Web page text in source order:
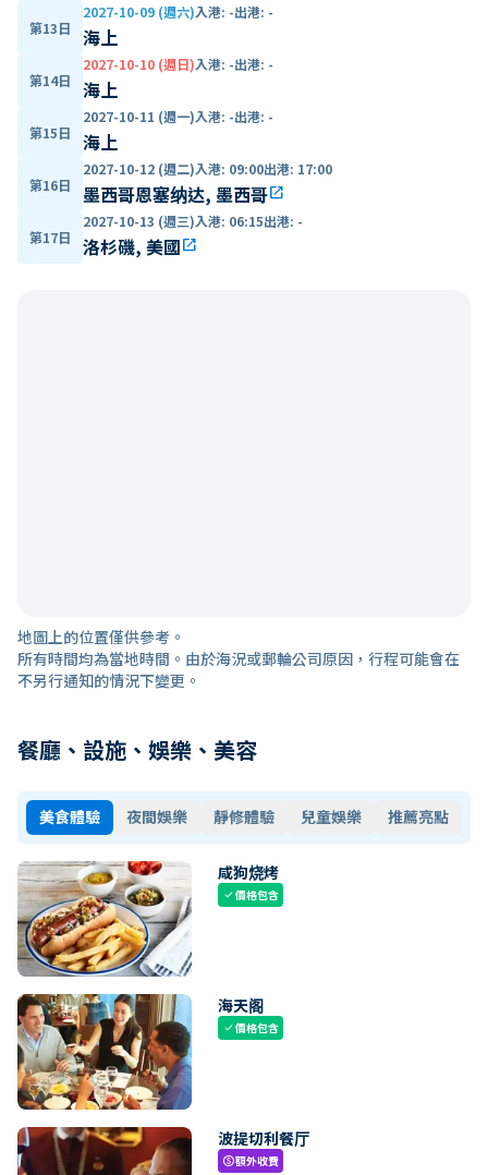
第13日
2027-10-09 (週六)入港: -出港: -
海上
第14日
2027-10-10 (週日)入港: -出港: -
海上
第15日
2027-10-11 (週一)入港: -出港: -
海上
第16日
2027-10-12 (週二)入港: 09:00出港: 17:00
墨西哥恩塞纳达, 墨西哥open_in_new
第17日
2027-10-13 (週三)入港: 06:15出港: -
洛杉磯, 美國open_in_new
地圖上的位置僅供參考。
所有時間均為當地時間。由於海況或郵輪公司原因，行程可能會在
不另行通知的情況下變更。
餐廳、設施、娛樂、美容
美食體驗 夜間娛樂 靜修體驗 兒童娛樂 推薦亮點
咸狗烧烤
check價格包含
海天阁
check價格包含
波提切利餐厅
paid額外收費